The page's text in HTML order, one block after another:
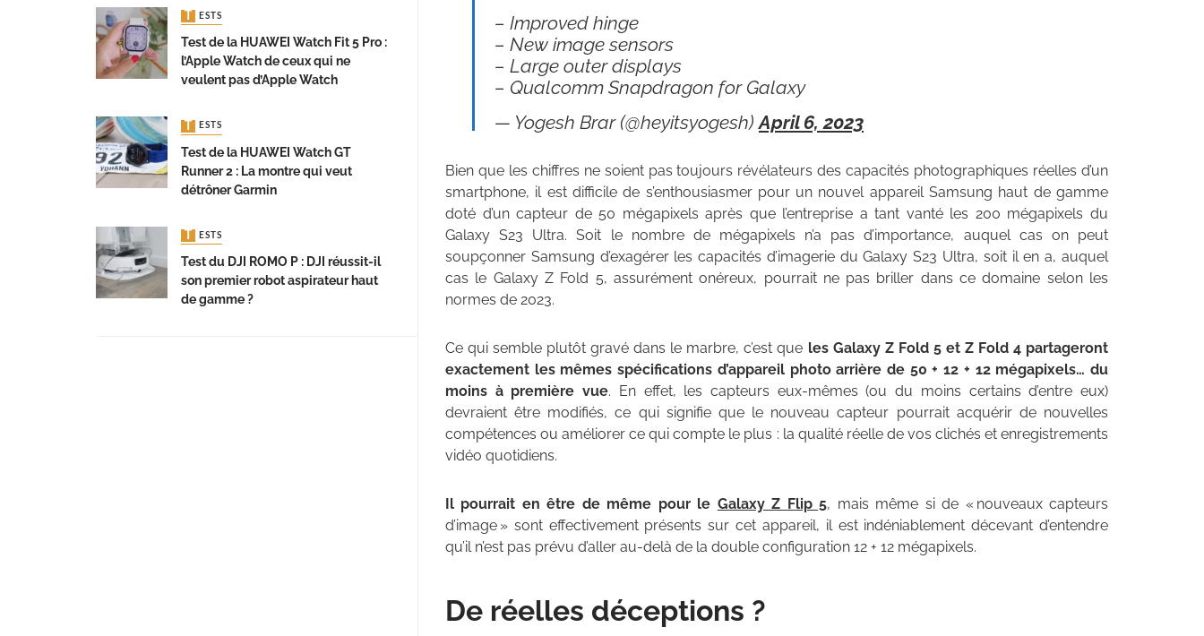
– Improved hinge
– New image sensors
– Large outer displays
– Qualcomm Snapdragon for Galaxy
— Yogesh Brar (@heyitsyogesh)April 6, 2023
Bien que les chiffres ne soient pas toujours révélateurs des capacités photographiques réelles d’un
smartphone, il est difficile de s’enthousiasmer pour un nouvel appareil Samsung haut de gamme
doté d’un capteur de 50 mégapixels après que l’entreprise a tant vanté les 200 mégapixels du
Galaxy S23 Ultra. Soit le nombre de mégapixels n’a pas d’importance, auquel cas on peut
soupçonner Samsung d’exagérer les capacités d’imagerie du Galaxy S23 Ultra, soit il en a, auquel
cas le Galaxy Z Fold 5, assurément onéreux, pourrait ne pas briller dans ce domaine selon les
normes de 2023.
Ce qui semble plutôt gravé dans le marbre, c’est que les Galaxy Z Fold 5 et Z Fold 4 partageront
exactement les mêmes spécifications d’appareil photo arrière de 50 + 12 + 12 mégapixels… du
moins à première vue. En effet, les capteurs eux-mêmes (ou du moins certains d’entre eux)
devraient être modifiés, ce qui signifie que le nouveau capteur pourrait acquérir de nouvelles
compétences ou améliorer ce qui compte le plus : la qualité réelle de vos clichés et enregistrements
vidéo quotidiens.
Il pourrait en être de même pour le Galaxy Z Flip 5, mais même si de « nouveaux capteurs
d’image » sont effectivement présents sur cet appareil, il est indéniablement décevant d’entendre
qu’il n’est pas prévu d’aller au-delà de la double configuration 12 + 12 mégapixels.
De réelles déceptions ?
TESTS
Test de la HUAWEI Watch Fit 5 Pro :
l’Apple Watch de ceux qui ne
veulent pas d’Apple Watch
TESTS
Test de la HUAWEI Watch GT
Runner 2 : La montre qui veut
détrôner Garmin
TESTS
Test du DJI ROMO P : DJI réussit-il
son premier robot aspirateur haut
de gamme ?